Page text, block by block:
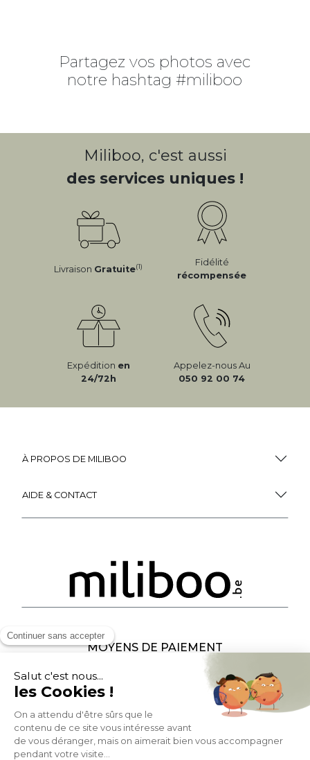
Partagez vos photos avec
notre hashtag #miliboo
Miliboo, c'est aussi
des services uniques !
Livraison Gratuite(1)
Fidélité
récompensée
Expédition en
24/72h
Appelez-nous Au
050 92 00 74
À PROPOS DE MILIBOO
AIDE & CONTACT
MOYENS DE PAIEMENT
SOCIAL NETWORK